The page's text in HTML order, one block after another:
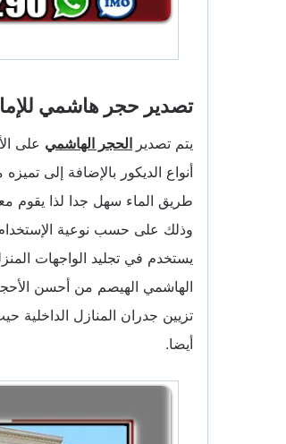
تصدير حجر هاشمي
يتم تصدير الحجر الهاشمي على
أنواع الديكور بالإضافة إلى
طريق الماء سهل جدا لذا يقوم
وذلك على حسب نوعية
يستخدم في تجليد الواجهات
الهاشمي الهيصم من أحسن
تزيين جدران المنازل الداخلية
أيضا.